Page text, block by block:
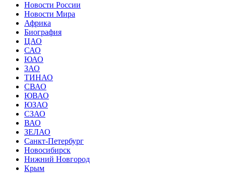
Новости России
Новости Мира
Африка
Биография
ЦАО
САО
ЮАО
ЗАО
ТИНАО
СВАО
ЮВАО
ЮЗАО
СЗАО
ВАО
ЗЕЛАО
Санкт-Петербург
Новосибирск
Нижний Новгород
Крым